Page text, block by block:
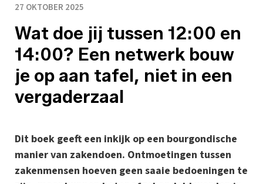
27 OKTOBER 2025
Wat doe jij tussen 12:00 en
14:00? Een netwerk bouw
je op aan tafel, niet in een
vergaderzaal
Dit boek geeft een inkijk op een bourgondische
manier van zakendoen. Ontmoetingen tussen
zakenmensen hoeven geen saaie bedoeningen te